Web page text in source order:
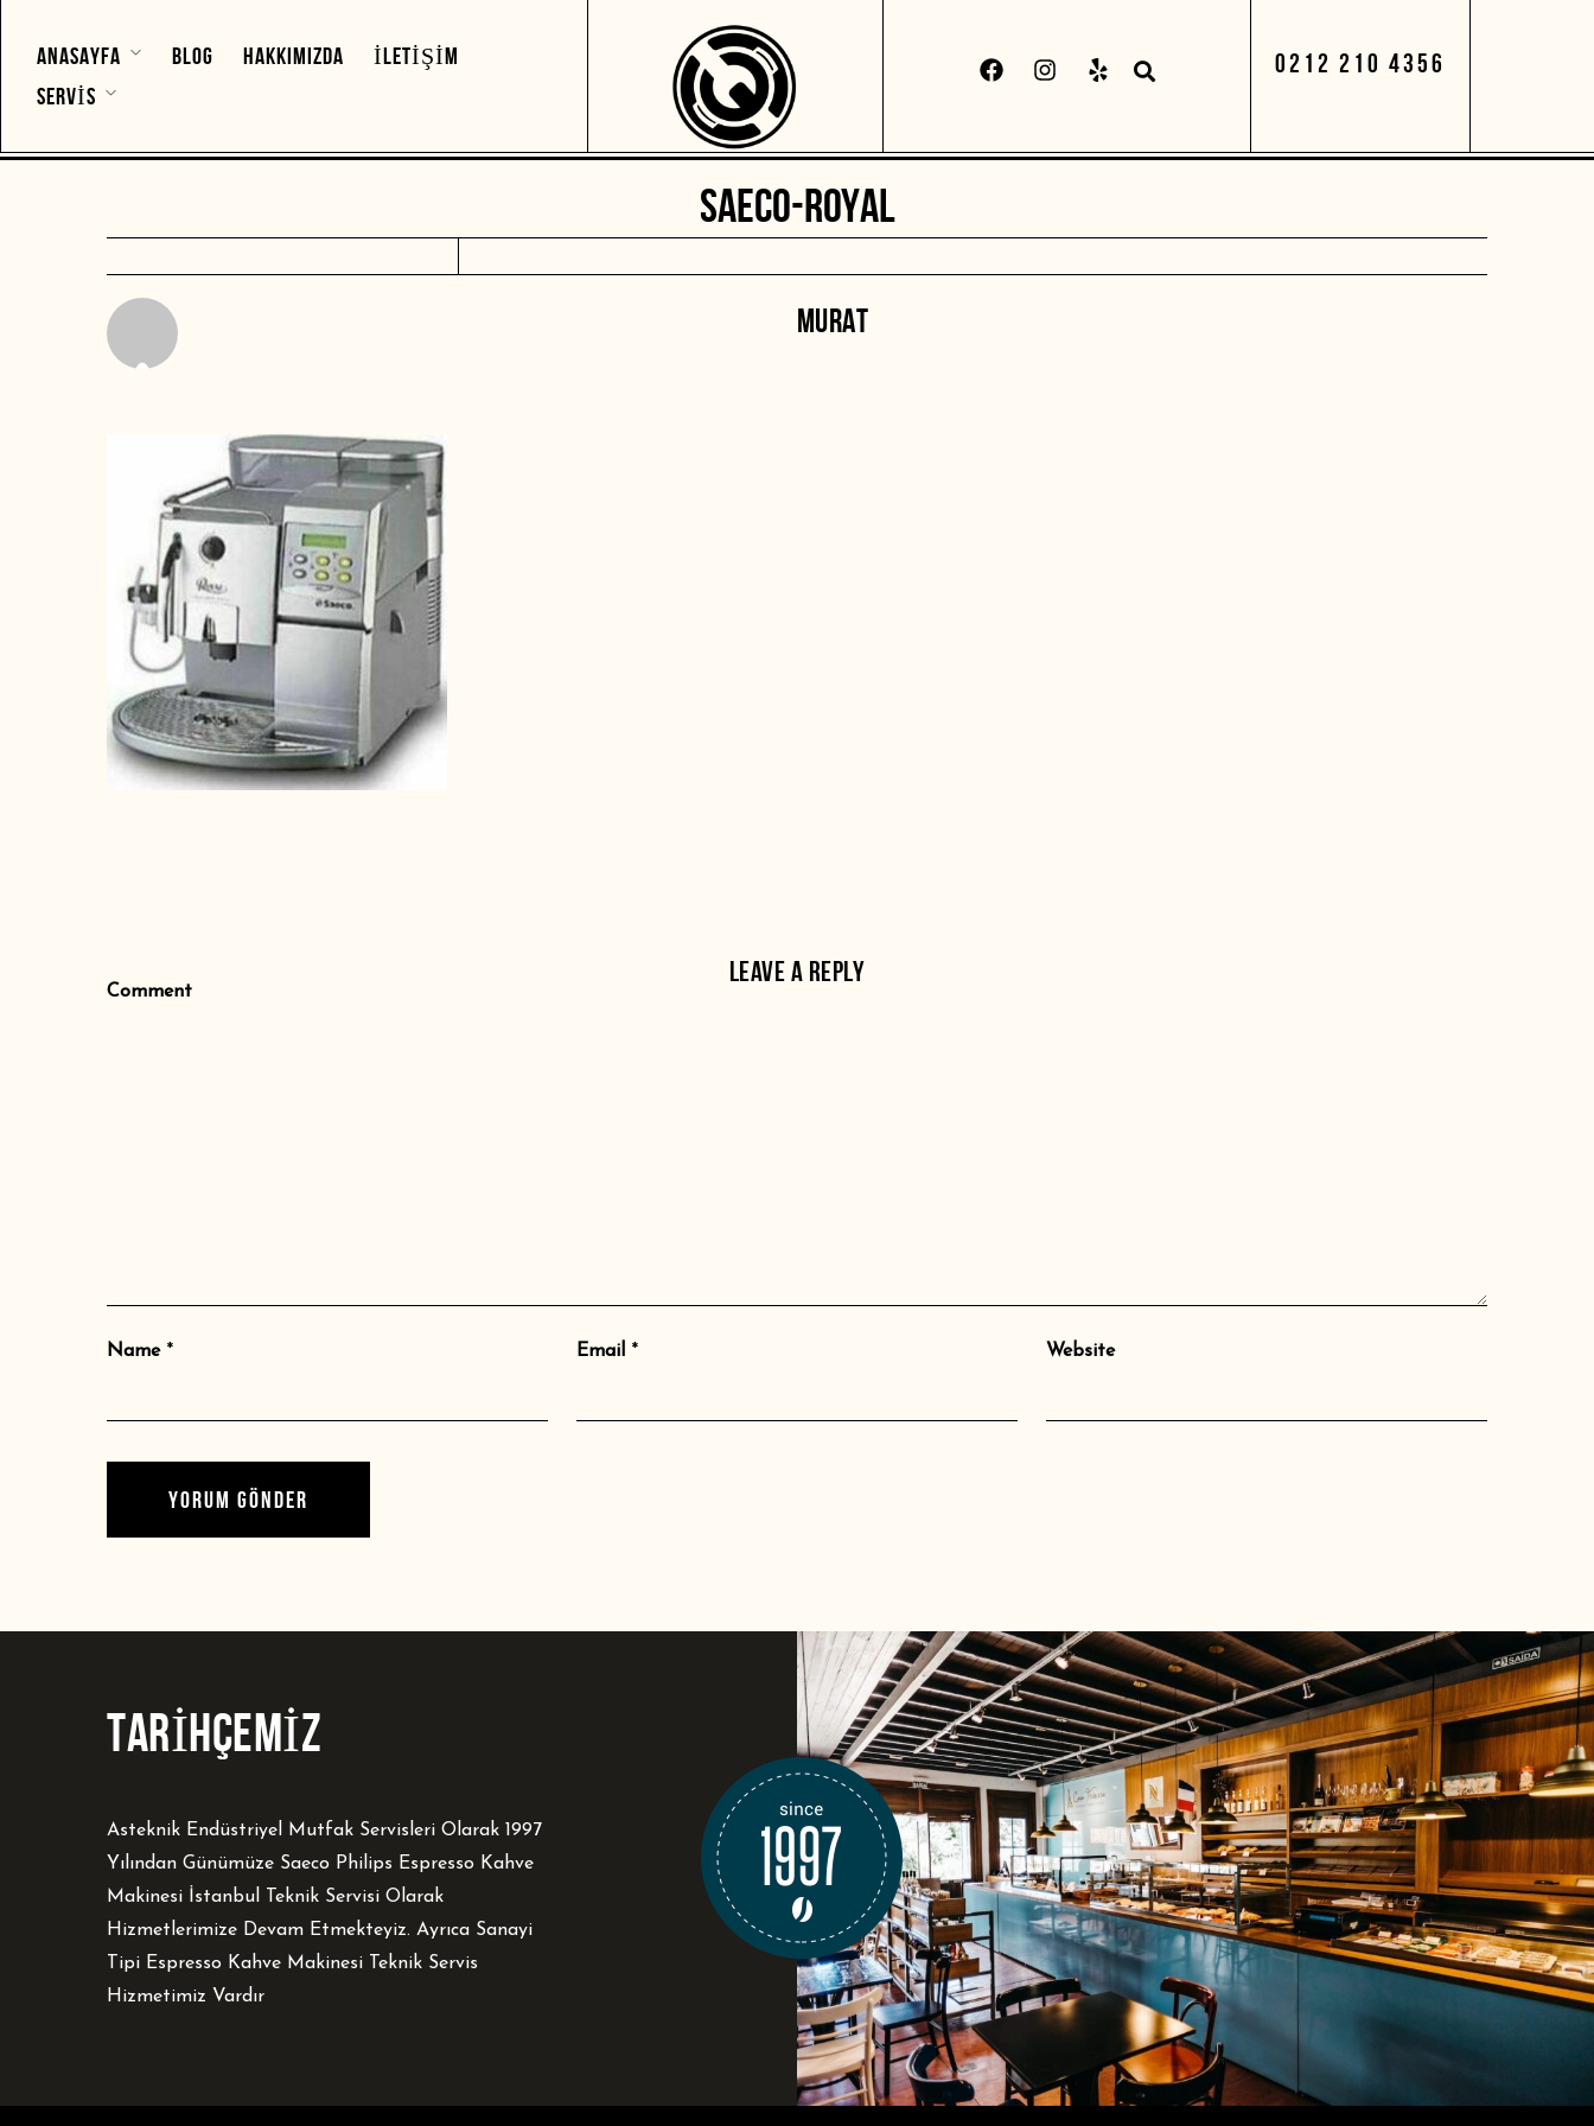
ANASAYFA BLOG HAKKIMIZDA
İLETIŞIM
SERVIS
0212 210 4356
SAECO-ROYAL
MURAT
LEAVE A REPLY
Comment
Name * Email * Website
TARİHÇEMİZ
Asteknik Endüstriyel Mutfak Servisleri Olarak 1997
Yılından Günümüze Saeco Philips Espresso Kahve
Makinesi İstanbul Teknik Servisi Olarak
Hizmetlerimize Devam Etmekteyiz. Ayrıca Sanayi
Tipi Espresso Kahve Makinesi Teknik Servis
Hizmetimiz Vardır